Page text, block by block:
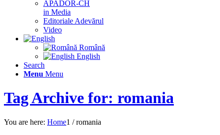
APADOR-CH
in Media
Editoriale Adevărul
Video
Română
English
Search
Menu Menu
Tag Archive for: romania
You are here: Home1 / romania